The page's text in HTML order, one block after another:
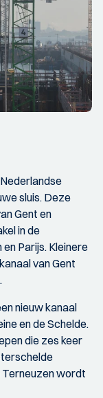
sluis. Deze
Gent en
in de
Parijs. Kleinere
van Gent
nieuw kanaal
en de Schelde.
die zes keer
Terneuzen wordt